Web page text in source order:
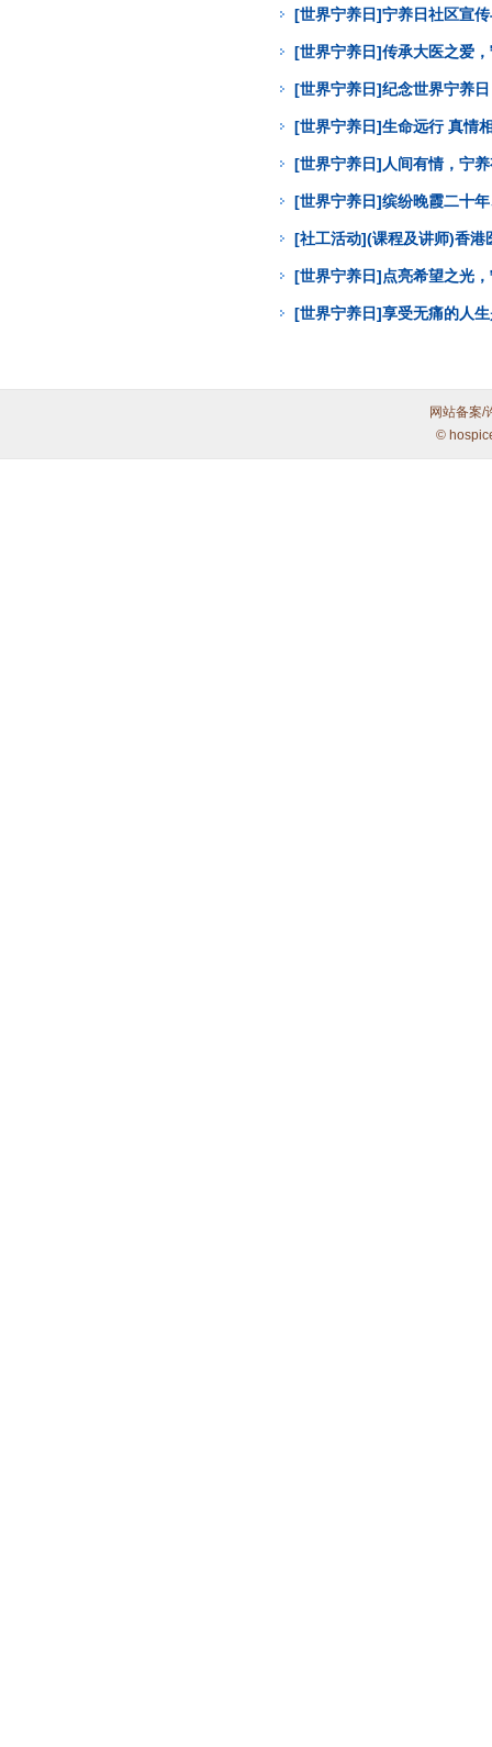
[世界宁养日]宁养日社区宣
[世界宁养日]传承大医之爱
[世界宁养日]纪念世界宁养
[世界宁养日]生命远行 真情
[世界宁养日]人间有情，宁
[世界宁养日]缤纷晚霞二十
[社工活动](课程及讲师)香
[世界宁养日]点亮希望之光
[世界宁养日]享受无痛的人
网站备案/
©